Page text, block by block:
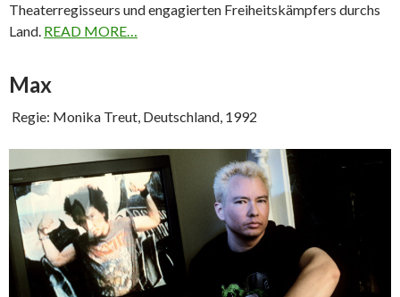
Theaterregisseurs und engagierten Freiheitskämpfers durchs
Land. READ MORE…
Max
Regie: Monika Treut, Deutschland, 1992